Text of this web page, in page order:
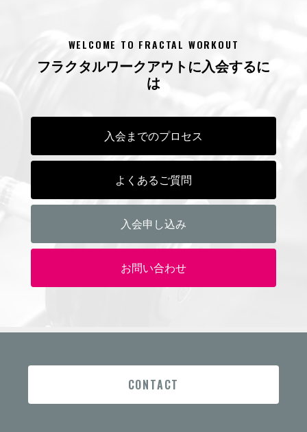
WELCOME TO FRACTAL WORKOUT
フラクタルワークアウトに入会するに
は
入会までのプロセス
よくあるご質問
入会申し込み
お問い合わせ
CONTACT